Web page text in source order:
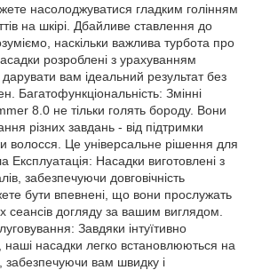
насолоджуватися гладким голінням
на шкірі. Дбайливе ставлення до
наскільки важлива турбота про
розроблені з урахуванням
вам ідеальний результат без
Багатофункціональність: Змінні
8.0 не тільки голять бороду. Вони
різних завдань - від підтримки
волосся. Це універсальне рішення для
Експлуатація: Насадки виготовлені з
забезпечуючи довговічність
бути впевнені, що вони прослужать
сеансів догляду за вашим виглядом.
Завдяки інтуїтивно
наші насадки легко встановлюються на
вам швидку і